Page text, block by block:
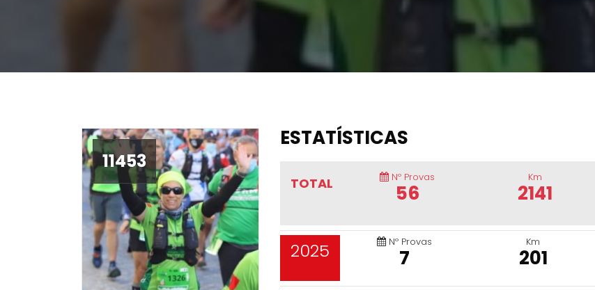
11453
ESTATÍSTICAS
TOTAL Nº Provas
56
Km
2141
2025 Nº Provas
7
Km
201